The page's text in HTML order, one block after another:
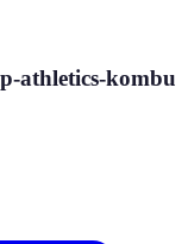
athletics-kombu